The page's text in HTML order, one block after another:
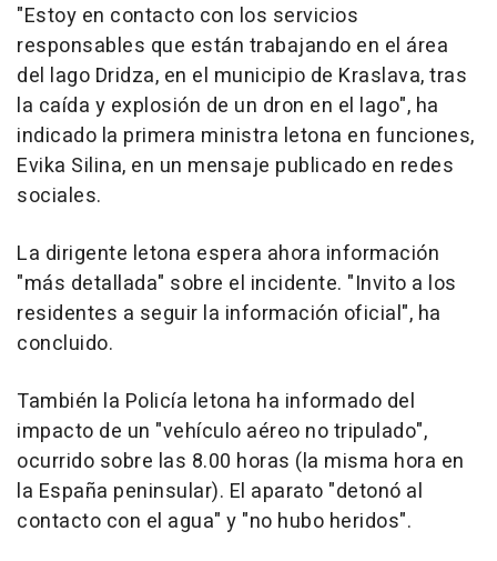
"Estoy en contacto con los servicios
responsables que están trabajando en el área
del lago Dridza, en el municipio de Kraslava, tras
la caída y explosión de un dron en el lago", ha
indicado la primera ministra letona en funciones,
Evika Silina, en un mensaje publicado en redes
sociales.
La dirigente letona espera ahora información
"más detallada" sobre el incidente. "Invito a los
residentes a seguir la información oficial", ha
concluido.
También la Policía letona ha informado del
impacto de un "vehículo aéreo no tripulado",
ocurrido sobre las 8.00 horas (la misma hora en
la España peninsular). El aparato "detonó al
contacto con el agua" y "no hubo heridos".